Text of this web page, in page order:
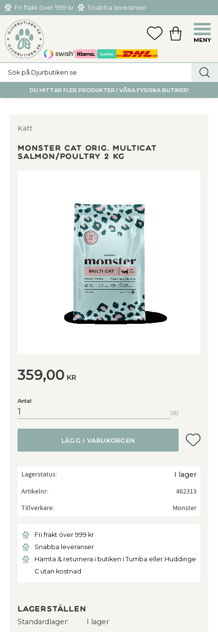
Meny
Fri frakt över 999 kr
Snabba leveranser
Hämta och returnera i butiken i Tumba eller Huddinge C
FAVORITER
KUNDVAGN
DU HITTAR FLER PRODUKTER I VÅRA FYSISKA BUTIKER!
Katt
Monster Cat Orig. Multicat
Salmon/Poultry 2 kg
359,00 KR
Antal
st
LÄGG I VARUKORGEN Lägg
Lagerstatus I lager
Artikelnr
462313
Tillverkare
Monster
Fri frakt över 999 kr
Snabba leveranser
Hämta & returnera i butiken i Tumba eller Huddinge
C utan kostnad
Lagerställen
Standardlager I lager